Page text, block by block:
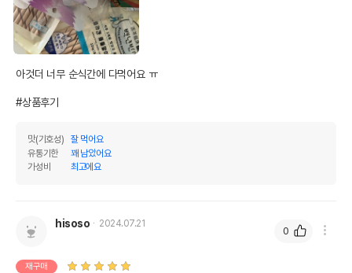
아것더 너무 순식간에 다먹어요 ㅠ
#상품후기
맛(기호성)
잘 먹어요
유통기한
꽤 남았어요
가성비
최고에요
hisoso 2024.07.21
재구매
0